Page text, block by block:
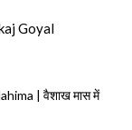
Goyal
| वैशाख मास में